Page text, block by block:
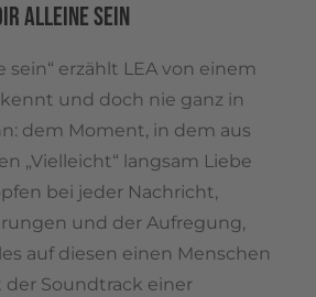
ALLEINE SEIN
sein“ erzählt LEA von einem
und doch nie ganz in
dem Moment, in dem aus
„Vielleicht“ langsam Liebe
bei jeder Nachricht,
und der Aufregung,
auf diesen einen Menschen
der Soundtrack einer